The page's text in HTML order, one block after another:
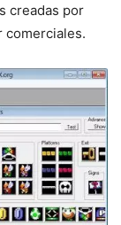
creadas por
comerciales.